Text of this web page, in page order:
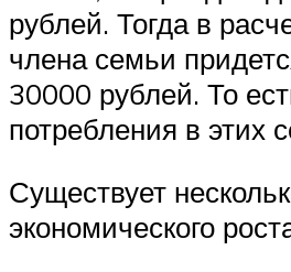
рублей. Тогда в
члена семьи
30000 рублей. То
потребления в этих
Существует
экономического